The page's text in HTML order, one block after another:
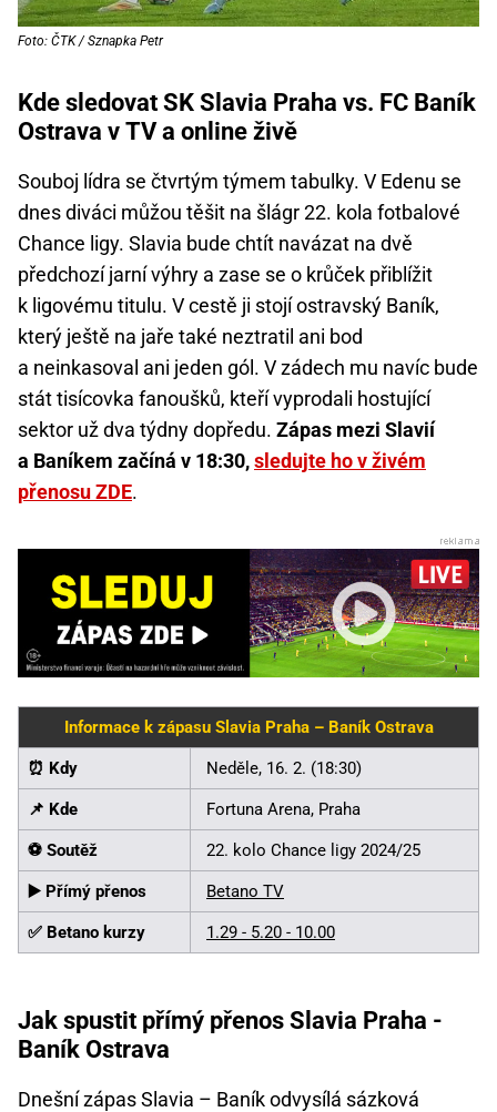
Foto: ČTK / Sznapka Petr
Kde sledovat SK Slavia Praha vs. FC Baník
Ostrava v TV a online živě
Souboj lídra se čtvrtým týmem tabulky. V Edenu se
dnes diváci můžou těšit na šlágr 22. kola fotbalové
Chance ligy. Slavia bude chtít navázat na dvě
předchozí jarní výhry a zase se o krůček přiblížit
k ligovému titulu. V cestě ji stojí ostravský Baník,
který ještě na jaře také neztratil ani bod
a neinkasoval ani jeden gól. V zádech mu navíc bude
stát tisícovka fanoušků, kteří vyprodali hostující
sektor už dva týdny dopředu. Zápas mezi Slavií
a Baníkem začíná v 18:30,sledujte ho v živém
přenosu ZDE.
Informace k zápasu Slavia Praha – Baník Ostrava
⏰ Kdy Neděle, 16. 2. (18:30)
📌 Kde Fortuna Arena, Praha
⚽️ Soutěž 22. kolo Chance ligy 2024/25
▶️ Přímý přenos Betano TV
✅ Betano kurzy 1.29 - 5.20 - 10.00
Jak spustit přímý přenos Slavia Praha -
Baník Ostrava
Dnešní zápas Slavia – Baník odvysílá sázková